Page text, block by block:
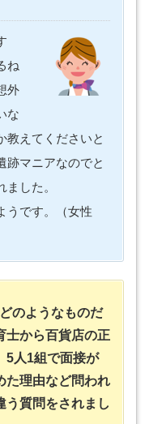
ね
外
な
教えてくださいと
跡マニアなのでと
した。
うです。（女性
のようなものだ
士から百貨店の正
5人1組で面接が
た理由など問われ
う質問をされまし